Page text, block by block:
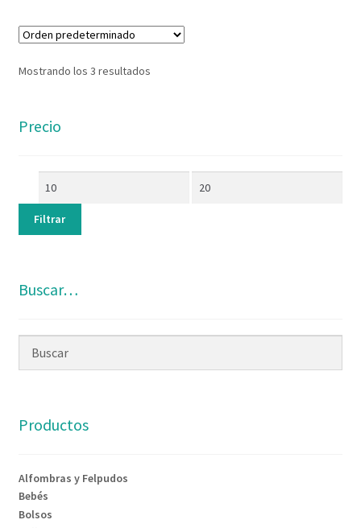
Mostrando los 3 resultados
Precio
Filtrar
Buscar…
Productos
Alfombras y Felpudos
Bebés
Bolsos